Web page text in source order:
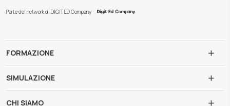
Parte del network di DIGIT ED Company
FORMAZIONE
SIMULAZIONE
CHI SIAMO